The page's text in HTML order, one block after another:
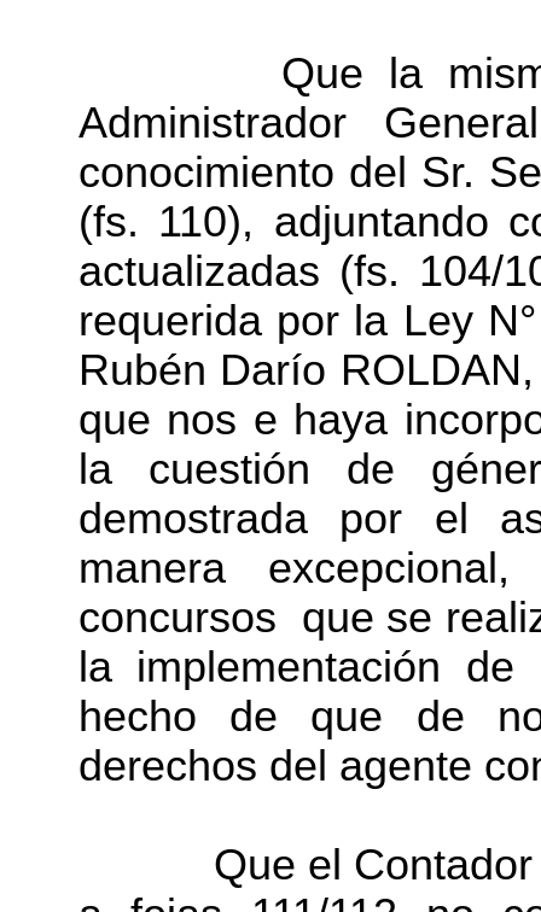
Que la misma
Administrador
conocimiento del Sr.
(fs. 110), adjuntando
actualizadas (fs. 104/
requerida por la Ley
Rubén Darío
que nos e haya
la cuestión de
demostrada por el
manera
concursos que se
la implementación
hecho de que de
derechos del agente
Que el Contador